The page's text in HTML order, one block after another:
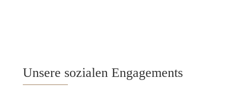
Unsere sozialen Engagements